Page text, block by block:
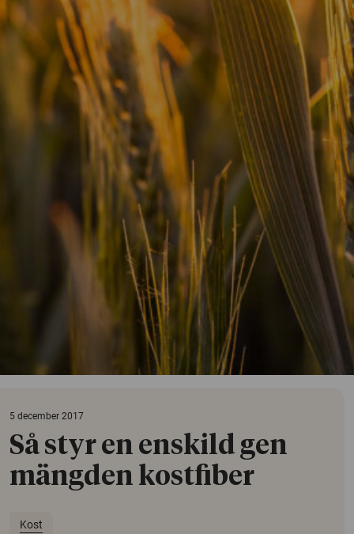
5 december 2017
Så styr en enskild gen
mängden kostfiber
Kost